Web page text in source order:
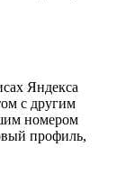
Яндекса
с другим
номером
профиль,